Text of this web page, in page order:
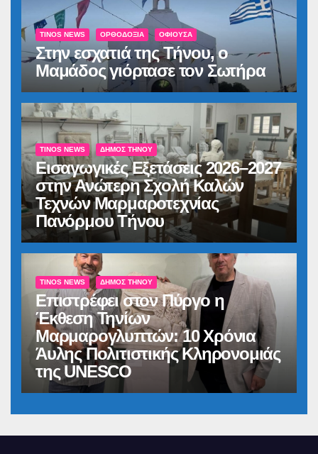
TINOS NEWS ΟΡΘΟΔΟΞΊΑ ΟΦΙΟΎΣΑ
Στην εσχατιά της Τήνου, ο
Μαμάδος γιόρτασε τον Σωτήρα
TINOS NEWS ΔΉΜΟΣ ΤΉΝΟΥ
Εισαγωγικές Εξετάσεις 2026–2027
στην Ανώτερη Σχολή Καλών
Τεχνών Μαρμαροτεχνίας
Πανόρμου Τήνου
TINOS NEWS ΔΉΜΟΣ ΤΉΝΟΥ
Επιστρέφει στον Πύργο η
Έκθεση Τηνίων
Μαρμαρογλυπτών: 10 Χρόνια
Άυλης Πολιτιστικής Κληρονομιάς
της UNESCO